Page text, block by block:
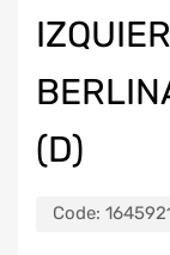
(D)
Code: